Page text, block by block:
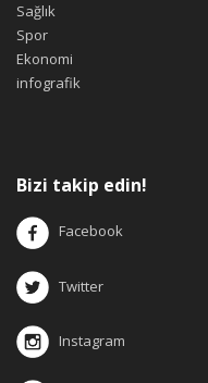
Sağlık
Spor
Ekonomi
infografik
Bizi takip edin!
Facebook
Twitter
Instagram